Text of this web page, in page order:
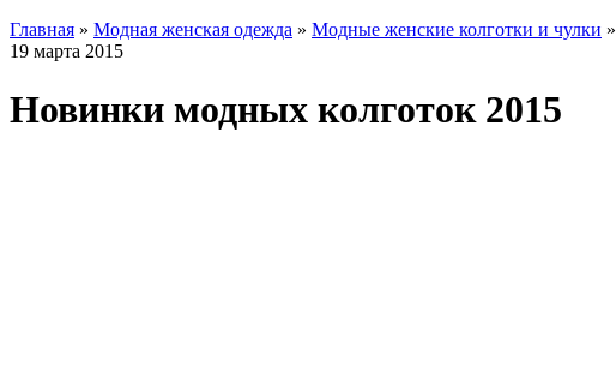
Главная » Модная женская одежда » Модные женские колготки и чулки »
19 марта 2015
Новинки модных колготок 2015